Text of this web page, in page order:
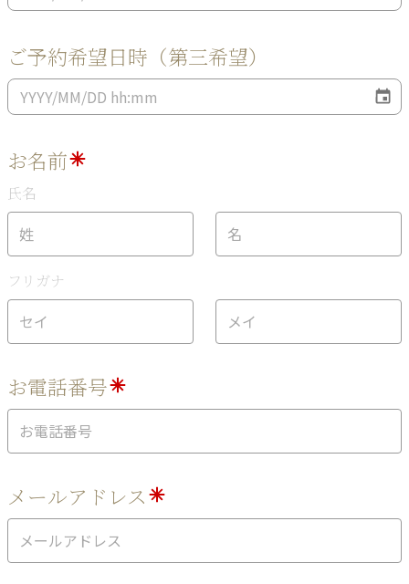
ご予約希望日時（第三希望）
お名前
氏名
フリガナ
お電話番号
メールアドレス